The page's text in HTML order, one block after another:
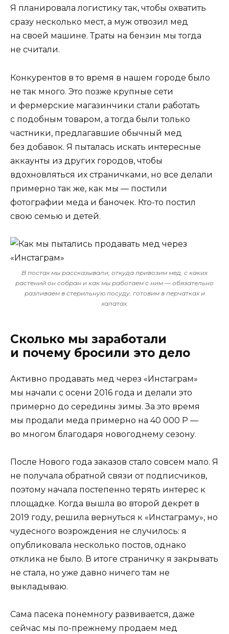
Я планировала логистику так, чтобы охватить
сразу несколько мест, а муж отвозил мед
на своей машине. Траты на бензин мы тогда
не считали.
Конкурентов в то время в нашем городе было
не так много. Это позже крупные сети
и фермерские магазинчики стали работать
с подобным товаром, а тогда были только
частники, предлагавшие обычный мед
без добавок. Я пыталась искать интересные
аккаунты из других городов, чтобы
вдохновляться их страничками, но все делали
примерно так же, как мы — постили
фотографии меда и баночек. Кто-то постил
свою семью и детей.
В постах мы рассказывали, откуда привозим мед, с каких
растений он собран и как мы работаем с ним — обязательно
разливаем в стерильную посуду, готовим в перчатках и
халатах.
Сколько мы заработали
и почему бросили это дело
Активно продавать мед через «Инстаграм»
мы начали с осени 2016 года и делали это
примерно до середины зимы. За это время
мы продали меда примерно на 40 000 Р —
во многом благодаря новогоднему сезону.
После Нового года заказов стало совсем мало. Я
не получала обратной связи от подписчиков,
поэтому начала постепенно терять интерес к
площадке. Когда вышла во второй декрет в
2019 году, решила вернуться к «Инстаграму», но
чудесного возрождения не случилось: я
опубликовала несколько постов, однако
отклика не было. В итоге страничку я закрывать
не стала, но уже давно ничего там не
выкладываю.
Сама пасека понемногу развивается, даже
сейчас мы по-прежнему продаем мед